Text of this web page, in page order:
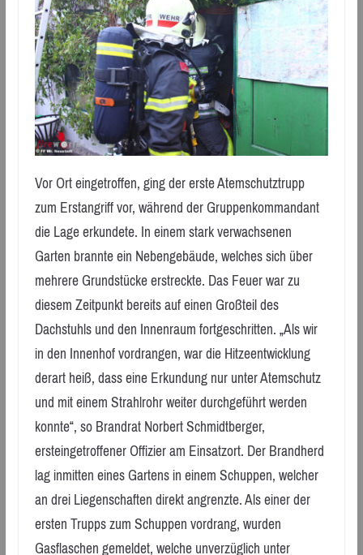
Vor Ort eingetroffen, ging der erste Atemschutztrupp
zum Erstangriff vor, während der Gruppenkommandant
die Lage erkundete. In einem stark verwachsenen
Garten brannte ein Nebengebäude, welches sich über
mehrere Grundstücke erstreckte. Das Feuer war zu
diesem Zeitpunkt bereits auf einen Großteil des
Dachstuhls und den Innenraum fortgeschritten. „Als wir
in den Innenhof vordrangen, war die Hitzeentwicklung
derart heiß, dass eine Erkundung nur unter Atemschutz
und mit einem Strahlrohr weiter durchgeführt werden
konnte“, so Brandrat Norbert Schmidtberger,
ersteingetroffener Offizier am Einsatzort. Der Brandherd
lag inmitten eines Gartens in einem Schuppen, welcher
an drei Liegenschaften direkt angrenzte. Als einer der
ersten Trupps zum Schuppen vordrang, wurden
Gasflaschen gemeldet, welche unverzüglich unter